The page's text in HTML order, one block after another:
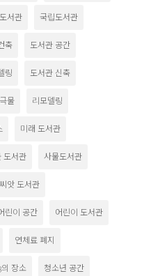
서관 국립도서관
축 도서관 공간
링 도서관 신축
물 리모델링
미래 도서관
도서관 사물도서관
씨앗 도서관
린이 공간 어린이 도서관
연체료 폐지
장소 청소년 공간